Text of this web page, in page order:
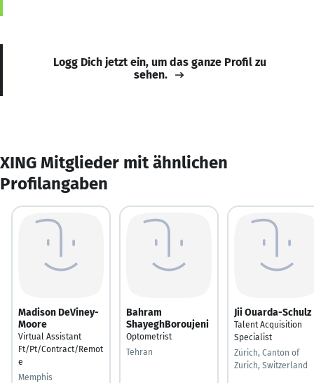
Logg Dich jetzt ein, um das ganze Profil zu
sehen.
XING Mitglieder mit ähnlichen
Profilangaben
Madison DeViney-
Moore
Virtual Assistant
Ft/Pt/Contract/Remot
e
Memphis
Bahram
ShayeghBoroujeni
Optometrist
Tehran
Jii Ouarda-Schulz
Talent Acquisition
Specialist
Zürich, Canton of
Zurich, Switzerland